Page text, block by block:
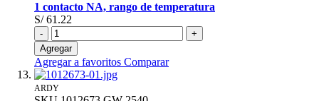
1 contacto NA, rango de temperatura
S/ 61.22
-
+
Agregar
Agregar a favoritos Comparar
ARDY